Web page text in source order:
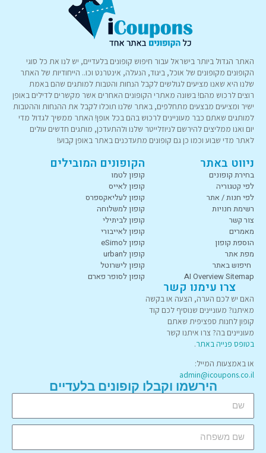
האתר הגדול ביותר בישראל עבור חיפוש קופונים בלעדיים, יש לנו את כל סוגי
הקופונים מקופונים של אוכל, ביגוד, הנעלה, אינטרנט וכו.. הייחודיות של האתר
שלנו היא שאנו מציעים לגולשים לקבל הנחות והטבות למותגים שהם באמת
רוצים לרכוש מהם! בשונה מאתרי הקופונים האחרים אשר מקשרים לדילים באופן
ישיר ומציעים מבצעים מתחלפים, באתר שלנו תוכלו לקבל את ההנחות וההטבות
למותגים שאתם כבר מעוניינים לרכוש בהם בכל אופן! האתר ממשיך לגדול מדי
יום ואנו ממליצים להירשם לניוזלייטר שלנו ולהתעדכן, מותגים חדשים עולים
לאתר מדי שבוע וכמו כן גם קופונים מתעדכנים באתר באופן קבוע!
ניווט באתר
בחירת קופונים
לפי קטגוריה
לפי חנות / אתר
רשימת חנויות
צור קשר
מאמרים
הוספת קופון
מפת אתר
חיפוש באתר
AI Overview Sitemap
הקופונים המובילים
קופון לטמו
קופון לאייס
קופון לעליאקספרס
קופון למשלוחה
קופון לביתילי
קופון לאייבורי
קופון לeSimo
קופון לurban
קופון לישרוטל
קופון לסופר פארם
צרו עימנו קשר
האם יש לכם הערה, הצעה או בקשה
מאיתנו? מעוניינים שנוסיף לכם קוד
קופון לחנות ספציפית שאתם
מעוניינים בה? צרו איתנו קשר
בטופס פנייה באתר.
או באמצעות המייל:
admin@icoupons.co.il
הירשמו וקבלו קופונים בלעדיים